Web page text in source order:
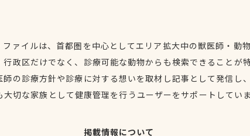
ファイルは、首都圏を中心としてエリア拡大中の獣医師・動
行政区だけでなく、診療可能な動物からも検索できることが
師の診療方針や診療に対する想いを取材し記事として発信し
大切な家族として健康管理を行うユーザーをサポートしてい
掲載情報について